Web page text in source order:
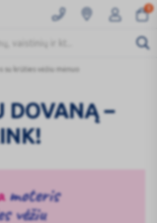
0
su krūties vėžiu mėnuo
DOVANĄ –